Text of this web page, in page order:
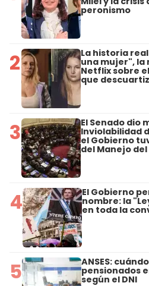
peronismo
2 La historia
una mujer", la
Netflix sobre
que
3 El Senado dio
Inviolabilidad
el Gobierno
del Manejo del
4 El Gobierno
nombre: la
en toda la
5 ANSES:
pensionados
según el DNI